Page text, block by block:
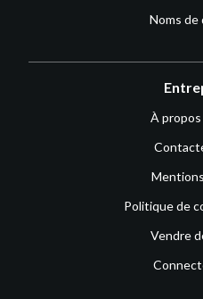
Noms de
À
Politique de
Vendre